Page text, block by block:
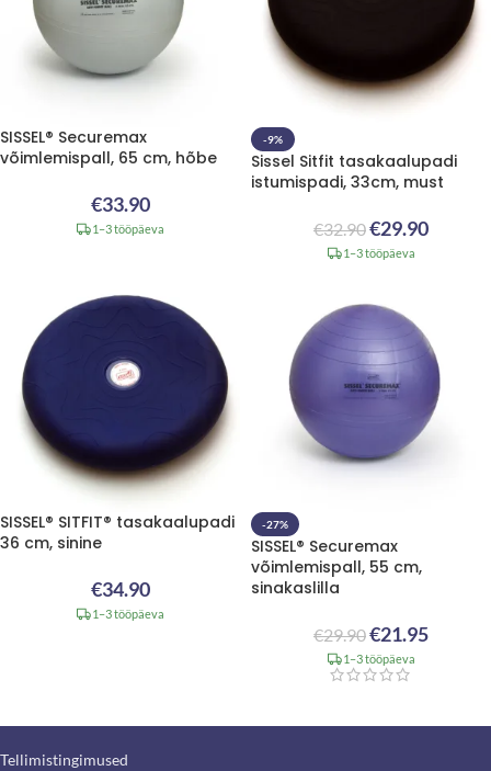
SISSEL® Securemax
võimlemispall, 65 cm, hõbe
€33.90
1–3 tööpäeva
-9%
Sissel Sitfit tasakaalupadi
istumispadi, 33cm, must
€32.90€29.90
1–3 tööpäeva
SISSEL® SITFIT® tasakaalupadi
36 cm, sinine
€34.90
1–3 tööpäeva
-27%
SISSEL® Securemax
võimlemispall, 55 cm,
sinakaslilla
€29.90€21.95
1–3 tööpäeva
Tellimistingimused